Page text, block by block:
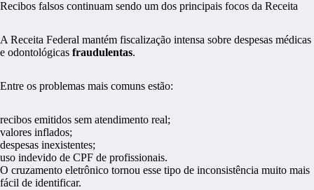
Recibos falsos continuam sendo um dos principais focos da Receita
A Receita Federal mantém fiscalização intensa sobre despesas médicas
e odontológicas fraudulentas.
Entre os problemas mais comuns estão:
recibos emitidos sem atendimento real;
valores inflados;
despesas inexistentes;
uso indevido de CPF de profissionais.
O cruzamento eletrônico tornou esse tipo de inconsistência muito mais
fácil de identificar.